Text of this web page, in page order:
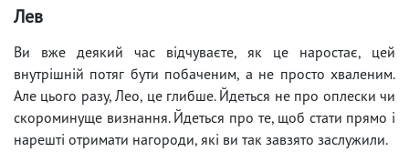
Лев
Ви вже деякий час відчуваєте, як це наростає, цей
внутрішній потяг бути побаченим, а не просто хваленим.
Але цього разу, Лео, це глибше. Йдеться не про оплески чи
скороминуще визнання. Йдеться про те, щоб стати прямо і
нарешті отримати нагороди, які ви так завзято заслужили.